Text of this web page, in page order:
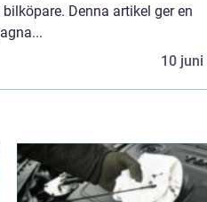
Denna artikel ger en
10 juni